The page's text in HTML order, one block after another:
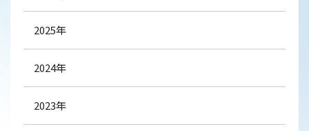
2025年
2024年
2023年